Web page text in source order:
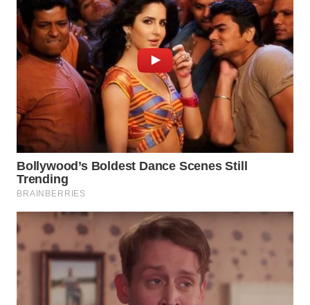
WN
MALUKU
MALUT
WN
DAIRI
WN
DANAU